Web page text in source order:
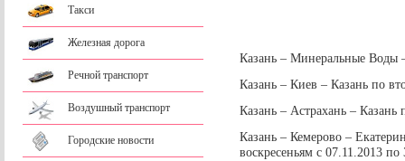
Такси
Железная дорога
Речной транспорт
Воздушный транспорт
Городские новости
Казань – Минеральные Воды
Казань – Киев – Казань по
Казань – Астрахань – Казань
Казань – Кемерово –
воскресеньям с 07.11.2013 по